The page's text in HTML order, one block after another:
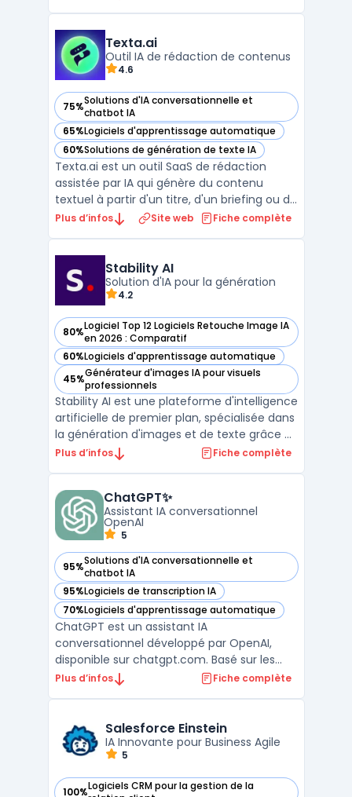
d'apprentissage automatique et de jeux de
données, permettant aux ...
Texta.ai
Outil IA de rédaction de contenus
4.6
75%Solutions d'IA conversationnelle et
chatbot IA
— voir Texta.ai dans cette catégorie
65%Logiciels d'apprentissage automatique
— voir Texta.ai dans cette catégorie
60%Solutions de génération de texte IA
— voir Texta.ai dans cette catégorie
Texta.ai est un outil SaaS de rédaction
assistée par IA qui génère du contenu
textuel à partir d'un titre, d'un briefing ou de
mots-clés. La plateforme couvre les
publicitaires (Facebook Ads, Google Ads) et
les posts ...
Plus d’infos Site web Fiche complète
Stability AI
Solution d'IA pour la génération
4.2
80%Logiciel Top 12 Logiciels Retouche Image IA
en 2026 : Comparatif
— voir Stability AI dans cette catégorie
60%Logiciels d'apprentissage automatique
— voir Stability AI dans cette catégorie
45%Générateur d'images IA pour visuels
professionnels
— voir Stability AI dans cette catégorie
Stability AI est une plateforme d'intelligence
artificielle de premier plan, spécialisée dans
la génération d'images et de texte grâce à
ses technologies avancées. La solution est
diffusion, qui permet une création d'images
d ...
Plus d’infos Fiche complète
ChatGPT✨
Assistant IA conversationnel
OpenAI
5
95%Solutions d'IA conversationnelle et
chatbot IA
— voir ChatGPT✨ dans cette catégorie
95%Logiciels de transcription IA
— voir ChatGPT✨ dans cette catégorie
70%Logiciels d'apprentissage automatique
— voir ChatGPT✨ dans cette catégorie
ChatGPT est un assistant IA
conversationnel développé par OpenAI,
disponible sur chatgpt.com. Basé sur les
modèles GPT-4o, o3 et o4-mini selon le
structurées. OpenAI indique 300 millions
d'utilisateurs hebdom ...
Plus d’infos Fiche complète
Salesforce Einstein
IA Innovante pour Business Agile
5
100%Logiciels CRM pour la gestion de la